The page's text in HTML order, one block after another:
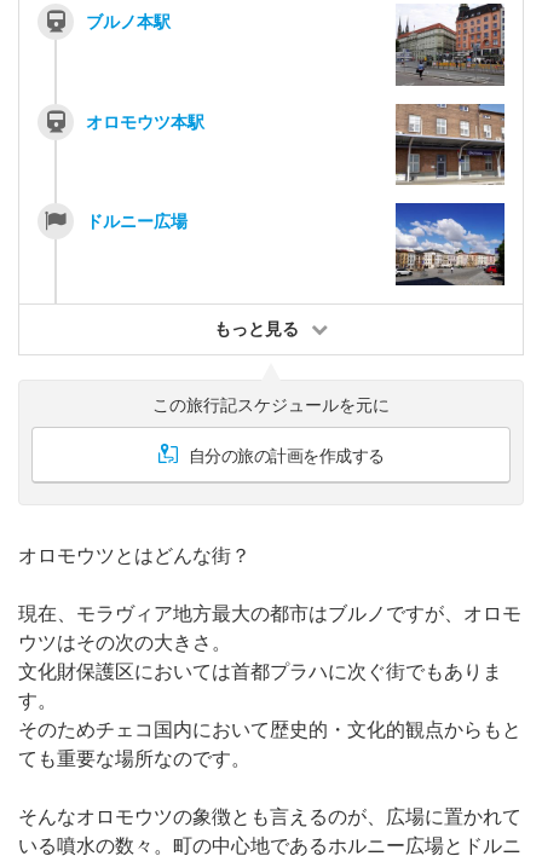
ブルノ本駅
オロモウツ本駅
ドルニー広場
もっと見る
この旅行記スケジュールを元に
自分の旅の計画を作成する
オロモウツとはどんな街？
現在、モラヴィア地方最大の都市はブルノですが、オロモ
ウツはその次の大きさ。
文化財保護区においては首都プラハに次ぐ街でもありま
す。
そのためチェコ国内において歴史的・文化的観点からもと
ても重要な場所なのです。
そんなオロモウツの象徴とも言えるのが、広場に置かれて
いる噴水の数々。町の中心地であるホルニー広場とドルニ